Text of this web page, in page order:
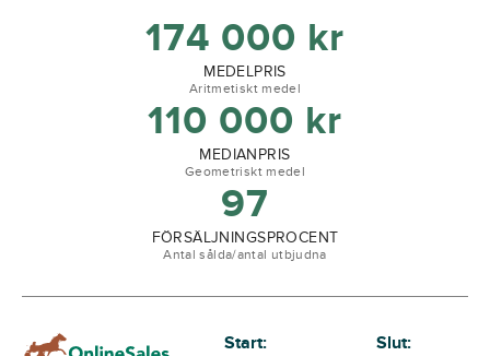
174 000 kr
MEDELPRIS
Aritmetiskt medel
110 000 kr
MEDIANPRIS
Geometriskt medel
97
FÖRSÄLJNINGSPROCENT
Antal sålda/antal utbjudna
Start:
Slut: